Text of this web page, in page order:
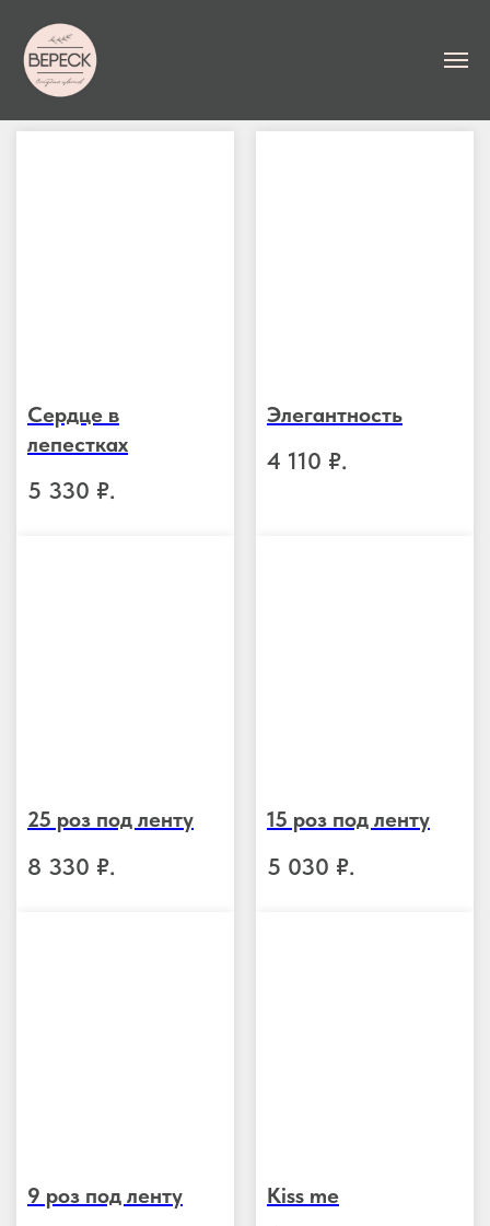
Сердце в
лепестках
5 330 ₽.
Элегантность
4 110 ₽.
25 роз под ленту
8 330 ₽.
15 роз под ленту
5 030 ₽.
9 роз под ленту Kiss me